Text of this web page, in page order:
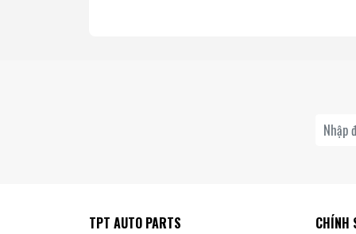
TPT AUTO PARTS CHÍNH